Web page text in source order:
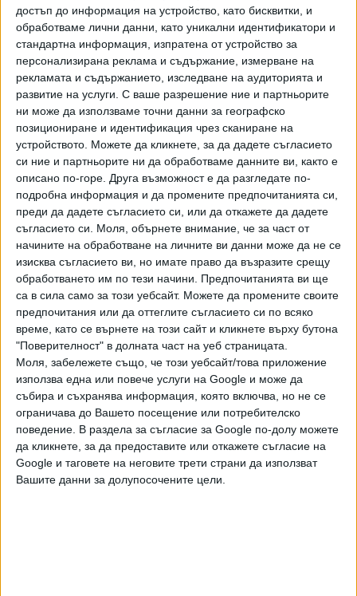
достъп до информация на устройство, като бисквитки, и
обработваме лични данни, като уникални идентификатори и
стандартна информация, изпратена от устройство за
персонализирана реклама и съдържание, измерване на
рекламата и съдържанието, изследване на аудиторията и
развитие на услуги. С ваше разрешение ние и партньорите
ни може да използваме точни данни за географско
позициониране и идентификация чрез сканиране на
устройството. Можете да кликнете, за да дадете съгласието
си ние и партньорите ни да обработваме данните ви, както е
описано по-горе. Друга възможност е да разгледате по-
подробна информация и да промените предпочитанията си,
преди да дадете съгласието си, или да откажете да дадете
съгласието си.
Моля, обърнете внимание, че за част от
начините на обработване на личните ви данни може да не се
изисква съгласието ви, но имате право да възразите срещу
обработването им по тези начини. Предпочитанията ви ще
са в сила само за този уебсайт. Можете да промените своите
предпочитания или да оттеглите съгласието си по всяко
време, като се върнете на този сайт и кликнете върху бутона
"Поверителност" в долната част на уеб страницата.
Моля, забележете също, че този уебсайт/това приложение
използва една или повече услуги на Google и може да
събира и съхранява информация, която включва, но не се
ограничава до Вашето посещение или потребителско
поведение. В раздела за съгласие за Google по-долу можете
да кликнете, за да предоставите или откажете съгласие на
Google и таговете на неговите трети страни да използват
Вашите данни за долупосочените цели.
Настоящата изложба обаче е съсредоточена върху
мощното присъствие на Кирил Златков именно като
художник, върху тоталното, предшестващо думите
въздействие на образа. Изпълнени с впечатляващо
разнообразие от техники и материали, повечето от
показаните рисунки улавят метаморфозите на
човешкото лице – състояния, които ние, зрителите,
усещаме едновременно на интелектуално и на сетивно
ниво, тъй като отключват заложената у нас способност
за емпатия, отбелязват изкуствоведите. И когато
обърнем поглед към уж външния свят, към пейзажа или
към животното, този външен свят продължава да говори
вътре в нас. Изкуство, едновременно разбираемо и
непреводимо.
Изкуство без обяснения. Единственият „превод“ в
изложбата е направен от легендарния норвежки
тромпетист и композитор Nils Petter Molvær (Нилс
Петер Молвер), избрал и предоставил музика специално
за изложбата на Кирил Златков. Тя ще звучи за първи път
именно в залите на СБХ.
Освен в СБХ произведения на художника ще бъдат
разположени и на няколко външни локации в София –
Аудитория 148 на факултет „Славянски филологии“ на